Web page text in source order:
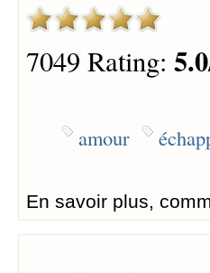
7049 Rating: 5.0
amour
En savoir plus,